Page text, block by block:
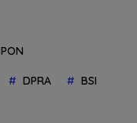
PON
DPRA BSI